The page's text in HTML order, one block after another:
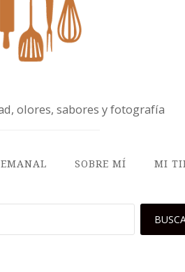
olores, sabores y fotografía
SOBRE MÍ MI